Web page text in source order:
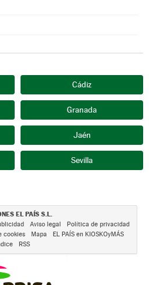
Cádiz
Granada
Jaén
Sevilla
EL PAÍS S.L.
Aviso legal
Política de privacidad
cookies Mapa
EL PAÍS en KIOSKOyMÁS
RSS